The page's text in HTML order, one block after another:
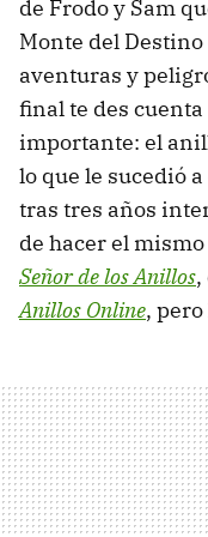
de Frodo y Sam
Monte del
aventuras y
final te des
importante: el
lo que le sucedió
tras tres años
de hacer el
Señor de los Anillos
Anillos Online, pero